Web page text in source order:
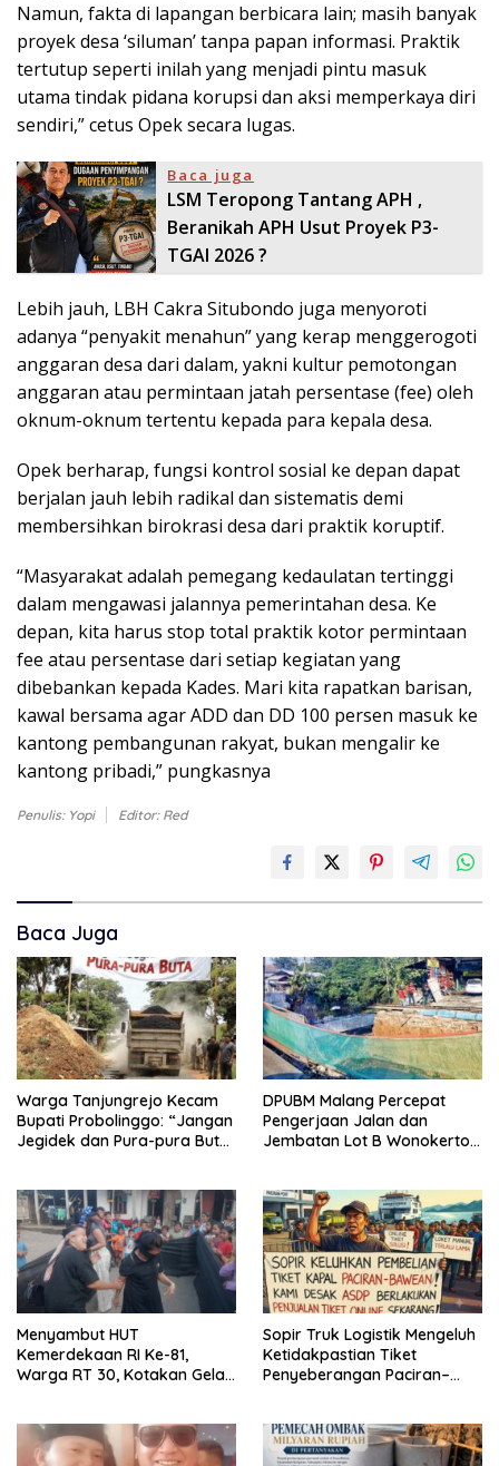
Namun, fakta di lapangan berbicara lain; masih banyak
proyek desa ‘siluman’ tanpa papan informasi. Praktik
tertutup seperti inilah yang menjadi pintu masuk
utama tindak pidana korupsi dan aksi memperkaya diri
sendiri,” cetus Opek secara lugas.
Baca juga
LSM Teropong Tantang APH ,
Beranikah APH Usut Proyek P3-
TGAI 2026 ?
Lebih jauh, LBH Cakra Situbondo juga menyoroti
adanya “penyakit menahun” yang kerap menggerogoti
anggaran desa dari dalam, yakni kultur pemotongan
anggaran atau permintaan jatah persentase (fee) oleh
oknum-oknum tertentu kepada para kepala desa.
Opek berharap, fungsi kontrol sosial ke depan dapat
berjalan jauh lebih radikal dan sistematis demi
membersihkan birokrasi desa dari praktik koruptif.
“Masyarakat adalah pemegang kedaulatan tertinggi
dalam mengawasi jalannya pemerintahan desa. Ke
depan, kita harus stop total praktik kotor permintaan
fee atau persentase dari setiap kegiatan yang
dibebankan kepada Kades. Mari kita rapatkan barisan,
kawal bersama agar ADD dan DD 100 persen masuk ke
kantong pembangunan rakyat, bukan mengalir ke
kantong pribadi,” pungkasnya
Penulis: Yopi Editor: Red
Baca Juga
Warga Tanjungrejo Kecam
Bupati Probolinggo: “Jangan
Jegidek dan Pura-pura Buta”
DPUBM Malang Percepat
Pengerjaan Jalan dan
Jembatan Lot B Wonokerto–
Menyambut HUT
Kemerdekaan RI Ke-81,
Warga RT 30, Kotakan Gelar
Sopir Truk Logistik Mengeluh
Ketidakpastian Tiket
Penyeberangan Paciran–